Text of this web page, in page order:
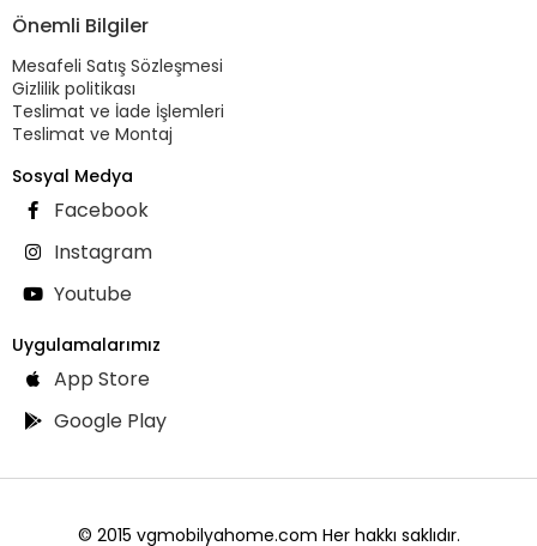
Önemli Bilgiler
Mesafeli Satış Sözleşmesi
Gizlilik politikası
Teslimat ve İade İşlemleri
Teslimat ve Montaj
Sosyal Medya
Facebook
Instagram
Youtube
Uygulamalarımız
App Store
Google Play
© 2015 vgmobilyahome.com Her hakkı saklıdır.